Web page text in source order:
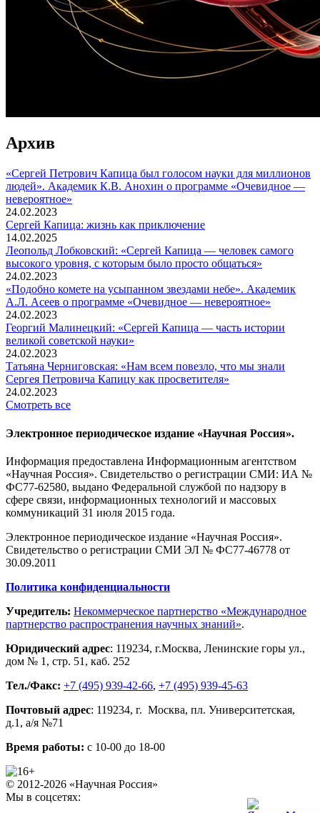
Архив
«Сергей Петрович Капица был голосом науки для миллионов
людей». Академик К.В. Анохин о программе «Очевидное —
невероятное»
24.02.2023
Сергей Капица: жизнь как приключение
14.02.2025
Леопольд Лобковский: «Сергей Капица — человек самого
высокого уровня, с которым было просто общаться»
24.02.2023
«Подобно комете на усыпанном звездами небе». Академик
А.Л. Асеев о программе «Очевидное — невероятное»
24.02.2023
Георгий Малинецкий: «Сергей Капица — часть истории
великой советской науки»
24.02.2023
Татьяна Черниговская: «Нам всем повезло, что мы знали
Сергея Петровича Капицу как просветителя»
24.02.2023
Смотреть все
Электронное периодическое издание «Научная Россия».
Информация предоставлена Информационным агентством
«Научная Россия». Свидетельство о регистрации СМИ: ИА №
ФС77-62580, выдано Федеральной службой по надзору в
сфере связи, информационных технологий и массовых
коммуникаций 31 июля 2015 года.
Электронное периодическое издание «Научная Россия».
Свидетельство о регистрации СМИ ЭЛ № ФС77-46778 от
30.09.2011
Политика конфиденциальности
Учредитель: Некоммерческое партнерство «Международное
партнерство распространения научных знаний».
Юридический адрес: 119234, г.Москва, Ленинские горы ул.,
дом № 1, стр. 51 , каб. 252
Тел./Факс: +7 (495) 939-42-66, +7 (495) 939-45-63
Почтовый адрес: 119234, г. Москва, пл. Университетская,
д.1 , а/я №71
Время работы: с 10-00 до 18-00
© 2012-2026 «Научная Россия»
Мы в соцсетях: